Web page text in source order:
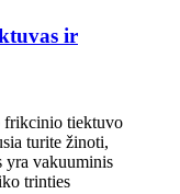
ir
frikcinio tiektuvo
turite žinoti,
yra vakuuminis
trinties